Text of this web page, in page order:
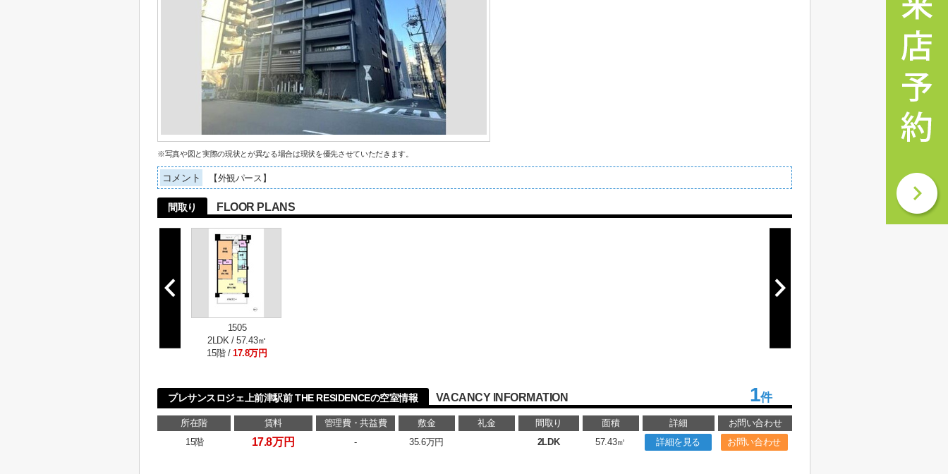
※写真や図と実際の現状とが異なる場合は現状を優先させていただきます。
コメント 【外観パース】
間取り FLOOR PLANS
1505
2LDK / 57.43㎡
15階 / 17.8万円
プレサンスロジェ上前津駅前 THE RESIDENCEの空室情報 VACANCY INFORMATION 1件
所在階 賃料 管理費・共益費 敷金 礼金 間取り 面積 詳細
お問い合わせ
15階
17.8万円 - 35.6万円 2LDK 57.43㎡ 詳細を見る お問い合わせ